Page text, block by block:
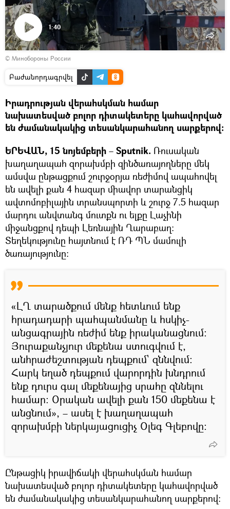
Դիտել
տեսանյութը
1:40
© Минобороны России
Բաժանորդագրվել
Իրադրության վերահսկման համար
նախատեսված բոլոր դիտակետերը կահավորված
են ժամանակակից տեսանկարահանող սարքերով։
ԵՐԵՎԱՆ, 15 նոյեմբերի – Sputnik. Ռուսական
խաղաղապահ զորախմբի զինծառայողները մեկ
ամսվա ընթացքում շուրջօրյա ռեժիմով ապահովել
են ավելի քան 4 հազար միավոր տարանցիկ
ավտոմոբիլային տրանսպորտի և շուրջ 7.5 հազար
մարդու անվտանգ մուտքն ու ելքը Լաչինի
միջանցքով դեպի Լեռնային Ղարաբաղ։
Տեղեկությունը հայտնում է ՌԴ ՊՆ մամուլի
ծառայությունը։
«ԼՂ տարածքում մենք հետևում ենք
հրադադարի պահպանմանը և հսկիչ-
անցագրային ռեժիմ ենք իրականացնում։
Յուրաքանչյուր մեքենա ստուգվում է,
անհրաժեշտության դեպքում` զննվում։
Հարկ եղած դեպքում վարորդին խնդրում
ենք դուրս գալ մեքենայից սրահը զննելու
համար։ Օրական ավելի քան 150 մեքենա է
անցնում», – ասել է խաղաղապահ
զորախմբի ներկայացուցիչ Օլեգ Գլեբովը։
Ընթացիկ իրավիճակի վերահսկման համար
նախատեսված բոլոր դիտակետերը կահավորված
են ժամանակակից տեսանկարահանող սարքերով։